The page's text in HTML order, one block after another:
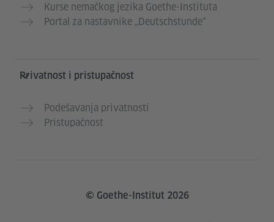
Kurse nemačkog jezika Goethe-Instituta
Portal za nastavnike „Deutschstunde“
Privatnost i pristupačnost
Podešavanja privatnosti
Pristupačnost
© Goethe-Institut 2026